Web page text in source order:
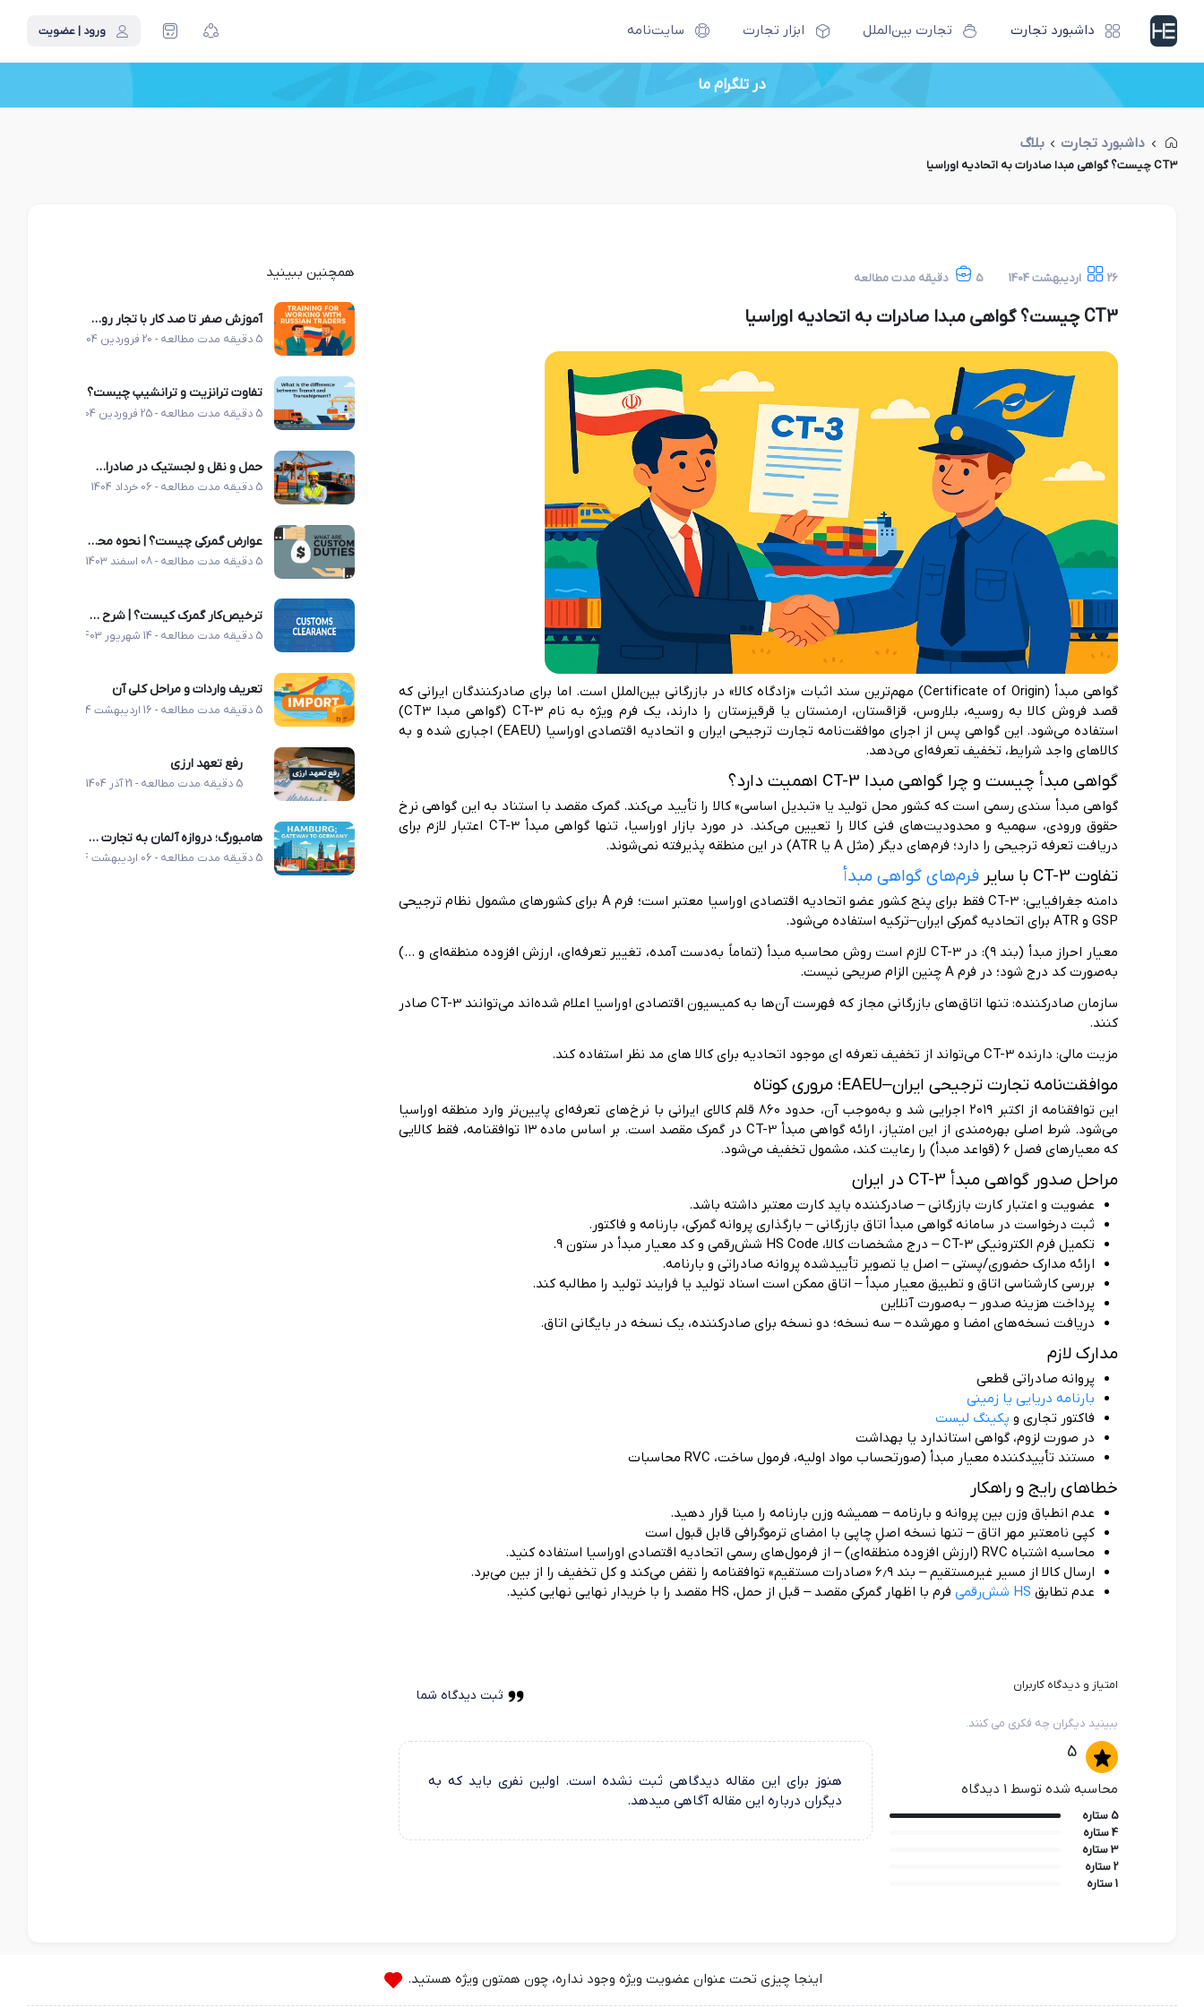
داشبورد تجارت تجارت بین‌الملل ابزار تجارت سایت‌نامه ورود | عضویت
در تلگرام ما اصطلاحات بازرگانی جدید
داشبورد تجارت بلاگ
CT3 چیست؟ گواهی مبدا صادرات به اتحادیه اوراسیا
26 اردیبهشت 1404 5 دقیقه مدت مطالعه
CT3 چیست؟ گواهی مبدا صادرات به اتحادیه اوراسیا
گواهی مبدأ (Certificate of Origin) مهم‌ترین سند اثبات «زادگاه کالا» در بازرگانی بین‌الملل است. اما برای صادرکنندگان ایرانی که
قصد فروش کالا به روسیه، بلاروس، قزاقستان، ارمنستان یا قرقیزستان را دارند، یک فرم ویژه به نام CT-3 (گواهی مبدا CT3)
استفاده می‌شود. این گواهی پس از اجرای موافقت‌نامه تجارت ترجیحی ایران و اتحادیه اقتصادی اوراسیا (EAEU) اجباری شده و به
کالاهای واجد شرایط، تخفیف تعرفه‌ای می‌دهد.
گواهی مبدأ چیست و چرا گواهی مبدا CT-3 اهمیت دارد؟
گواهی مبدأ سندی رسمی است که کشور محل تولید یا «تبدیل اساسی» کالا را تأیید می‌کند. گمرک مقصد با استناد به این گواهی نرخ
حقوق ورودی، سهمیه و محدودیت‌های فنی کالا را تعیین می‌کند. در مورد بازار اوراسیا، تنها گواهی مبدأ CT-3 اعتبار لازم برای
دریافت تعرفه ترجیحی را دارد؛ فرم‌های دیگر (مثل A یا ATR) در این منطقه پذیرفته نمی‌شوند.
تفاوت CT-3 با سایر فرم‌های گواهی مبدأ
دامنه جغرافیایی: CT-3 فقط برای پنج کشور عضو اتحادیه اقتصادی اوراسیا معتبر است؛ فرم A برای کشورهای مشمول نظام ترجیحی
GSP و ATR برای اتحادیه گمرکی ایران–ترکیه استفاده می‌شود.
معیار احراز مبدأ (بند ۹): در CT-3 لازم است روش محاسبه مبدأ (تماماً به‌دست آمده، تغییر تعرفه‌ای، ارزش افزوده منطقه‌ای و …)
به‌صورت کد درج شود؛ در فرم A چنین الزام صریحی نیست.
سازمان صادرکننده: تنها اتاق‌های بازرگانی مجاز که فهرست آن‌ها به کمیسیون اقتصادی اوراسیا اعلام شده‌اند می‌توانند CT-3 صادر
کنند.
مزیت مالی: دارنده CT-3 می‌تواند از تخفیف تعرفه ای موجود اتحادیه برای کالا های مد نظر استفاده کند.
موافقت‌نامه تجارت ترجیحی ایران–EAEU؛ مروری کوتاه
این توافقنامه از اکتبر ۲۰۱۹ اجرایی شد و به‌موجب آن، حدود ۸۶۰ قلم کالای ایرانی با نرخ‌های تعرفه‌ای پایین‌تر وارد منطقه اوراسیا
می‌شود. شرط اصلی بهره‌مندی از این امتیاز، ارائه گواهی مبدأ CT-3 در گمرک مقصد است. بر اساس ماده ۱۳ توافقنامه، فقط کالایی
که معیارهای فصل ۶ (قواعد مبدأ) را رعایت کند، مشمول تخفیف می‌شود.
مراحل صدور گواهی مبدأ CT-3 در ایران
عضویت و اعتبار کارت بازرگانی – صادرکننده باید کارت معتبر داشته باشد.
ثبت درخواست در سامانه گواهی مبدأ اتاق بازرگانی – بارگذاری پروانه گمرکی، بارنامه و فاکتور.
تکمیل فرم الکترونیکی CT-3 – درج مشخصات کالا، HS Code شش‌رقمی و کد معیار مبدأ در ستون ۹.
ارائه مدارک حضوری/پستی – اصل یا تصویر تأییدشده پروانه صادراتی و بارنامه.
بررسی کارشناسی اتاق و تطبیق معیار مبدأ – اتاق ممکن است اسناد تولید یا فرایند تولید را مطالبه کند.
پرداخت هزینه صدور – به‌صورت آنلاین
دریافت نسخه‌های امضا و مهرشده – سه نسخه؛ دو نسخه برای صادرکننده، یک نسخه در بایگانی اتاق.
مدارک لازم
پروانه صادراتی قطعی
بارنامه دریایی یا زمینی
فاکتور تجاری و پکینگ لیست
در صورت لزوم، گواهی استاندارد یا بهداشت
مستند تأییدکننده معیار مبدأ (صورتحساب مواد اولیه، فرمول ساخت، RVC محاسبات
خطاهای رایج و راهکار
عدم انطباق وزن بین پروانه و بارنامه – همیشه وزن بارنامه را مبنا قرار دهید.
کپی نامعتبر مهر اتاق – تنها نسخه اصلِ چاپی با امضای ترموگرافی قابل قبول است
محاسبه اشتباه RVC (ارزش افزوده منطقه‌ای) – از فرمول‌های رسمی اتحادیه اقتصادی اوراسیا استفاده کنید.
ارسال کالا از مسیر غیرمستقیم – بند ۶٫۹ «صادرات مستقیم» توافقنامه را نقض می‌کند و کل تخفیف را از بین می‌برد.
عدم تطابق HS شش‌رقمی فرم با اظهار گمرکی مقصد – قبل از حمل، HS مقصد را با خریدار نهایی نهایی کنید.
امتیاز و دیدگاه کاربران
ثبت دیدگاه شما
ببینید دیگران چه فکری می کنند.
5
محاسبه شده توسط 1 دیدگاه
5 ستاره
4 ستاره
3 ستاره
2 ستاره
1 ستاره
هنوز برای این مقاله دیدگاهی ثبت نشده است. اولین نفری باید که به
دیگران درباره این مقاله آگاهی میدهد.
همچنین ببینید
آموزش صفر تا صد کار با تجار روس؛ آداب، زبان و فرهنگ مذاکره
5 دقیقه مدت مطالعه - 20 فروردین 1404
تفاوت ترانزیت و ترانشیپ چیست؟
5 دقیقه مدت مطالعه - 25 فروردین 1404
حمل‌ و نقل و لجستیک در صادرات: رمز موفقیت صادرکنندگان ایرانی
5 دقیقه مدت مطالعه - 06 خرداد 1404
عوارض گمرکی چیست؟ | نحوه محاسبه و پرداخت عوارض گمرکی در سال 1404 (راهنمای جامع)
5 دقیقه مدت مطالعه - 08 اسفند 1403
ترخیص‌کار گمرک کیست؟ | شرح کامل وظایف، مهارت‌ها و نکات کلیدی در ترخیص کالا
5 دقیقه مدت مطالعه - 14 شهریور 1403
تعریف واردات و مراحل کلی آن
5 دقیقه مدت مطالعه - 16 اردیبهشت 1404
رفع تعهد ارزی
5 دقیقه مدت مطالعه - 21 آذر 1404
هامبورگ؛ دروازه آلمان به تجارت جهانی
5 دقیقه مدت مطالعه - 06 اردیبهشت 1404
اینجا چیزی تحت عنوان عضویت ویژه وجود نداره، چون همتون ویژه هستید.